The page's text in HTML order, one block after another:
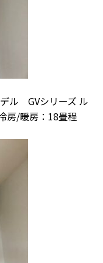
デル GVシリーズ ル
房/暖房：18畳程